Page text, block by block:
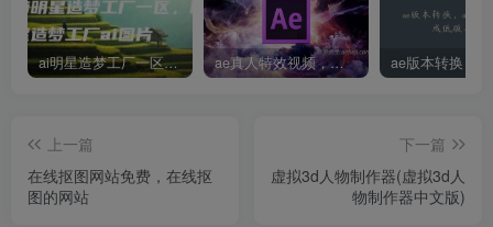
ai明星造梦工厂一区，明星造梦工厂ai图片 ae真人特效视频，大学生第一次做ppt怎么做
上一篇
在线抠图网站免费，在线抠
图的网站
下一篇
虚拟3d人物制作器(虚拟3d人
物制作器中文版)